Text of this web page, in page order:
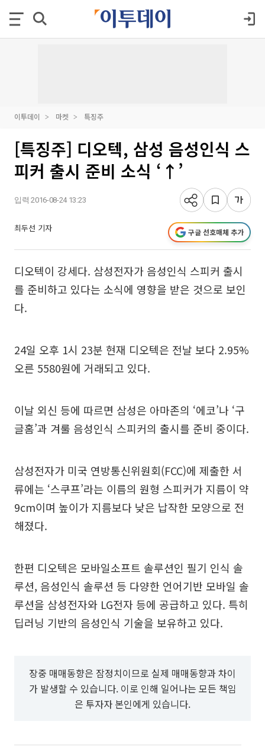
이투데이 마켓 특징주
[특징주] 디오텍, 삼성 음성인식 스
피커 출시 준비 소식 ‘↑’
입력 2016-08-24 13:23
최두선 기자 구글 선호매체 추가
디오텍이 강세다. 삼성전자가 음성인식 스피커 출시
를 준비하고 있다는 소식에 영향을 받은 것으로 보인
다.
24일 오후 1시 23분 현재 디오텍은 전날 보다 2.95%
오른 5580원에 거래되고 있다.
이날 외신 등에 따르면 삼성은 아마존의 ‘에코’나 ‘구
글홈’과 겨룰 음성인식 스피커의 출시를 준비 중이다.
삼성전자가 미국 연방통신위원회(FCC)에 제출한 서
류에는 ‘스쿠프’라는 이름의 원형 스피커가 지름이 약
9cm이며 높이가 지름보다 낮은 납작한 모양으로 전
해졌다.
한편 디오텍은 모바일소프트 솔루션인 필기 인식 솔
루션, 음성인식 솔루션 등 다양한 언어기반 모바일 솔
루션을 삼성전자와 LG전자 등에 공급하고 있다. 특히
딥러닝 기반의 음성인식 기술을 보유하고 있다.
장중 매매동향은 잠정치이므로 실제 매매동향과 차이
가 발생할 수 있습니다. 이로 인해 일어나는 모든 책임
은 투자자 본인에게 있습니다.